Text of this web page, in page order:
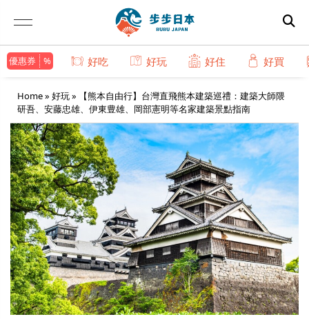
優惠券 好吃 好玩 好住 好買
Home» 好玩» 【熊本自由行】台灣直飛熊本建築巡禮：建築大師隈
研吾、安藤忠雄、伊東豊雄、岡部憲明等名家建築景點指南